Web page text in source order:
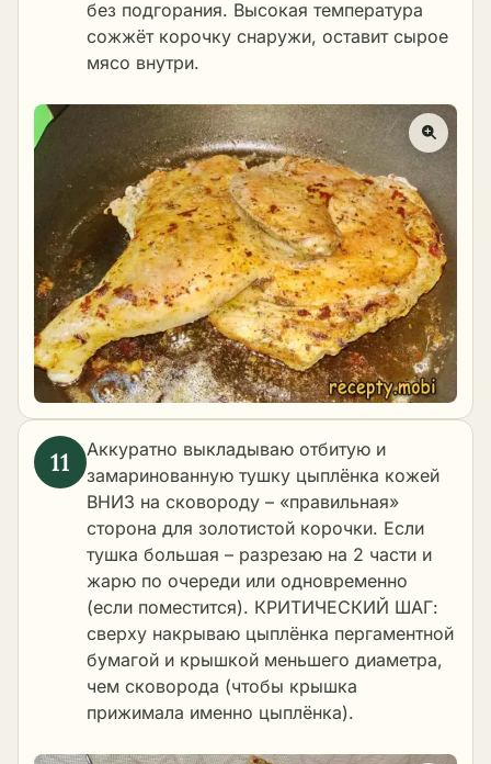
без подгорания. Высокая температура
сожжёт корочку снаружи, оставит сырое
мясо внутри.
Аккуратно выкладываю отбитую и
замаринованную тушку цыплёнка кожей
ВНИЗ на сковороду – «правильная»
сторона для золотистой корочки. Если
тушка большая – разрезаю на 2 части и
жарю по очереди или одновременно
(если поместится). КРИТИЧЕСКИЙ ШАГ:
сверху накрываю цыплёнка пергаментной
бумагой и крышкой меньшего диаметра,
чем сковорода (чтобы крышка
прижимала именно цыплёнка).